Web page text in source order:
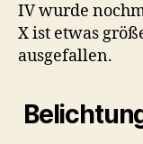
IV wurde
X ist etwas
ausgefallen.